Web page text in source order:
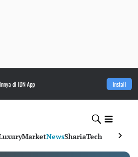
di IDN App Install
MarketNewsShariaTech